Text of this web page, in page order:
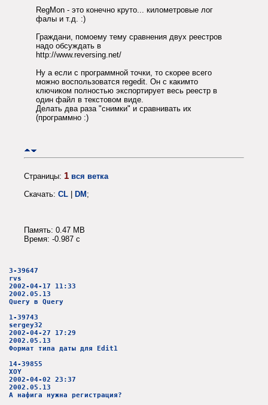
RegMon - это конечно круто... километровые лог
фалы и т.д. :)
Граждани, помоему тему сравнения двух реестров
надо обсуждать в
http://www.reversing.net/
Ну а если с программной точки, то скорее всего
можно воспользоватся regedit. Он с какимто
ключиком полностью экспортирует весь реестр в
один файл в текстовом виде.
Делать два раза "снимки" и сравнивать их
(программно :)
Страницы: 1 вся ветка
Скачать: CL DM ;
Память: 0.47 MB
Время: -0.987 c
3-39647
rvs
2002-04-17 11:33
2002.05.13
Query в Query
1-39743
sergey32
2002-04-27 17:29
2002.05.13
Формат типа даты для Edit1
14-39855
XOY
2002-04-02 23:37
2002.05.13
А нафига нужна регистрация?